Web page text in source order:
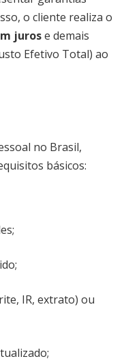
o cliente realiza o
jurose demais
Efetivo Total) ao
no Brasil,
básicos:
IR, extrato) ou